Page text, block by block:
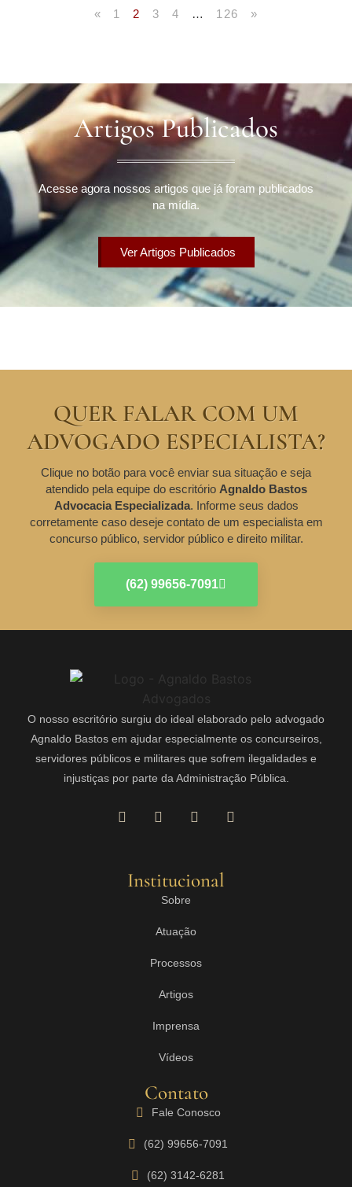
« 1 2 3 4 … 126 »
Artigos Publicados
Acesse agora nossos artigos que já foram publicados
na mídia.
Ver Artigos Publicados
QUER FALAR COM UM
ADVOGADO ESPECIALISTA?
Clique no botão para você enviar sua situação e seja
atendido pela equipe do escritório Agnaldo Bastos
Advocacia Especializada. Informe seus dados
corretamente caso deseje contato de um especialista em
concurso público, servidor público e direito militar.
(62) 99656-7091
O nosso escritório surgiu do ideal elaborado pelo advogado
Agnaldo Bastos em ajudar especialmente os concurseiros,
servidores públicos e militares que sofrem ilegalidades e
injustiças por parte da Administração Pública.
Institucional
Sobre
Atuação
Processos
Artigos
Imprensa
Vídeos
Contato
Fale Conosco
(62) 99656-7091
(62) 3142-6281